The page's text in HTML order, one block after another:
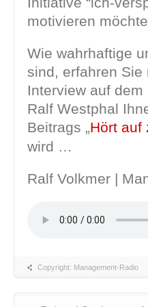
motivieren
Wie wahrhaftige
sind, erfahren
Interview auf dem
Ralf Westphal
Beitrags „Hört auf
wird …
Ralf Volkmer |
Copyright: Management-Radio